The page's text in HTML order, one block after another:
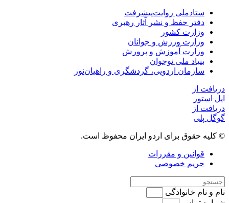
ستاد‌ملی روایت‌پیشرفت
دفتر حفظ و نشر آثار رهبری
وزارت کشور
وزارت ورزش و جوانان
وزارت آموزش و پرورش
بنیاد ملی نوجوان
سازمان اردویی، گردشگری و راهیان‌نور
دریافت از
اپل استور
دریافت از
گوگل پلی
© کلیه حقوق برای اردو ایران محفوظ است.
قوانین و مقررات
حریم خصوصی
نام و نام خانوادگی